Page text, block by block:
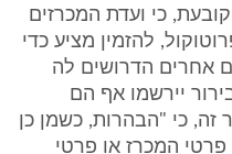
כי ועדת המכרזים
להזמין מציע כדי
אחרים הדרושים לה
יירשמו אף הם
כי "הבהרות, כשמן כן
פרטי המכרז או פרטי